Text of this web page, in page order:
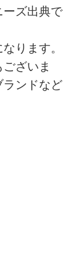
ズ出典で
ります。
ざいま
ランドなど